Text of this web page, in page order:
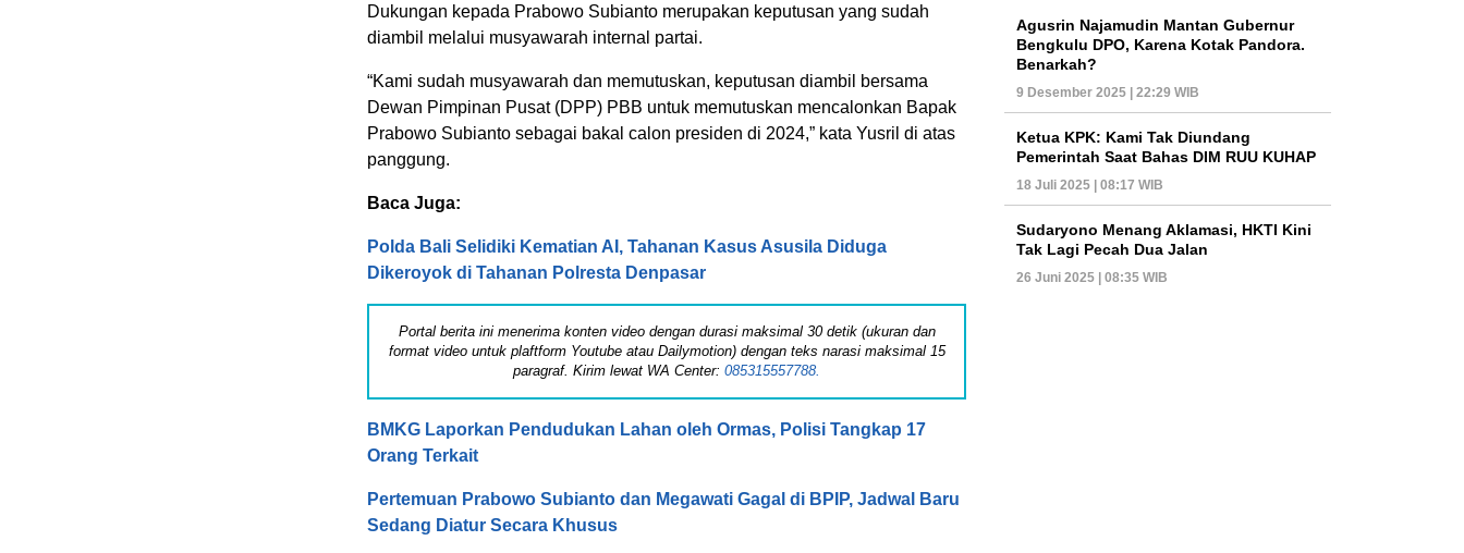
Dukungan kepada Prabowo Subianto merupakan keputusan yang sudah
diambil melalui musyawarah internal partai.
“Kami sudah musyawarah dan memutuskan, keputusan diambil bersama
Dewan Pimpinan Pusat (DPP) PBB untuk memutuskan mencalonkan Bapak
Prabowo Subianto sebagai bakal calon presiden di 2024,” kata Yusril di atas
panggung.
Baca Juga:
Polda Bali Selidiki Kematian AI, Tahanan Kasus Asusila Diduga
Dikeroyok di Tahanan Polresta Denpasar
Portal berita ini menerima konten video dengan durasi maksimal 30 detik (ukuran dan
format video untuk plaftform Youtube atau Dailymotion) dengan teks narasi maksimal 15
paragraf. Kirim lewat WA Center: 085315557788.
BMKG Laporkan Pendudukan Lahan oleh Ormas, Polisi Tangkap 17
Orang Terkait
Pertemuan Prabowo Subianto dan Megawati Gagal di BPIP, Jadwal Baru
Sedang Diatur Secara Khusus
Agusrin Najamudin Mantan Gubernur
Bengkulu DPO, Karena Kotak Pandora.
Benarkah?
9 Desember 2025 | 22:29 WIB
Ketua KPK: Kami Tak Diundang
Pemerintah Saat Bahas DIM RUU KUHAP
18 Juli 2025 | 08:17 WIB
Sudaryono Menang Aklamasi, HKTI Kini
Tak Lagi Pecah Dua Jalan
26 Juni 2025 | 08:35 WIB